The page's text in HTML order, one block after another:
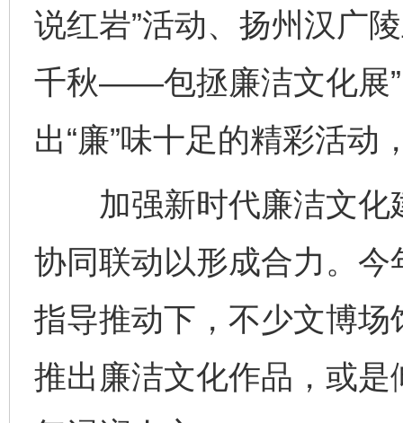
说红岩”活动、扬州汉广
千秋——包拯廉洁文化展
出“廉”味十足的精彩活
加强新时代廉洁文化
协同联动以形成合力。
指导推动下，不少文博
推出廉洁文化作品，或